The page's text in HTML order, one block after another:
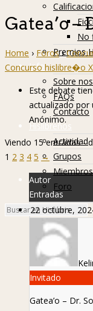
No
Premios
Info
Sobre
FAQs
Contacto
Hislibreños
Actividad
Grupos
Miembros
Foro
Gatea’o –
Home › Foros ›
Concurso hislibre�o
Este debate
actualizado por
Anónimo.
Viendo 15 entradas -
1 2 3 4 5 →
Autor
Entradas
22 octubre,
Invitado
Gatea’o – Dr.